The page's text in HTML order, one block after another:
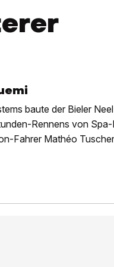
baute der Bieler
Rennens von
Fahrer Mathéo